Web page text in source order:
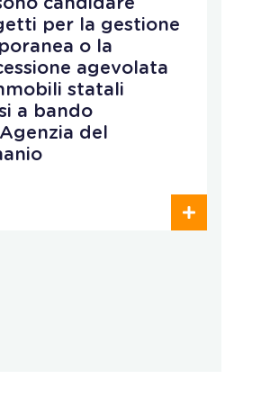
candidare
per la gestione
o la
agevolata
statali
a bando
del